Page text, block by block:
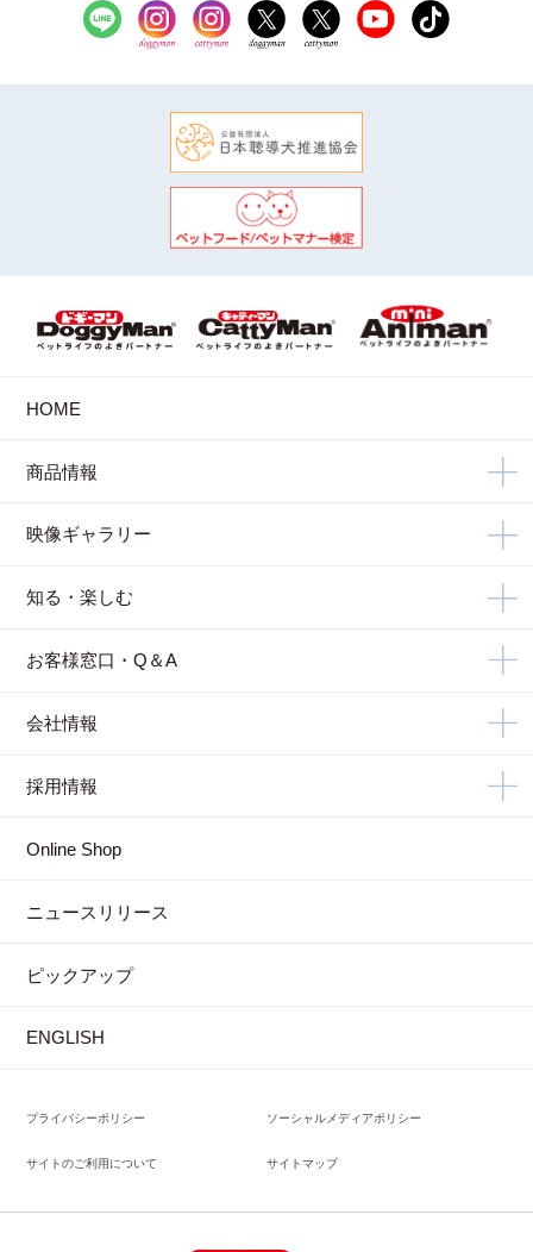
HOME
商品情報
映像ギャラリー
知る・楽しむ
お客様窓口・Q＆A
会社情報
採用情報
Online Shop
ニュースリリース
ピックアップ
ENGLISH
プライバシーポリシー ソーシャルメディアポリシー
サイトのご利用について サイトマップ